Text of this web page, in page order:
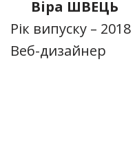
Віра ШВЕЦЬ
Рік випуску – 2018
Веб-дизайнер